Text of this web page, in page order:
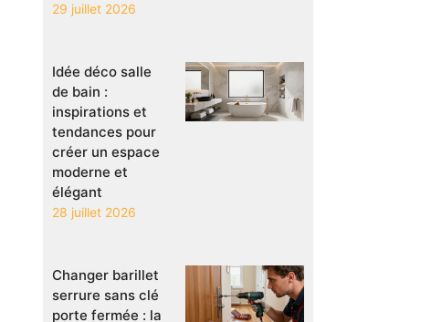
29 juillet 2026
Idée déco salle
de bain :
inspirations et
tendances pour
créer un espace
moderne et
élégant
28 juillet 2026
Changer barillet
serrure sans clé
porte fermée : la